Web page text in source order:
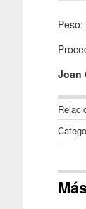
Joan